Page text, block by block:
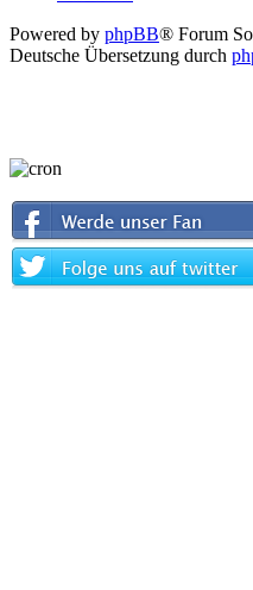
Powered by phpBB® Forum
Deutsche Übersetzung durch